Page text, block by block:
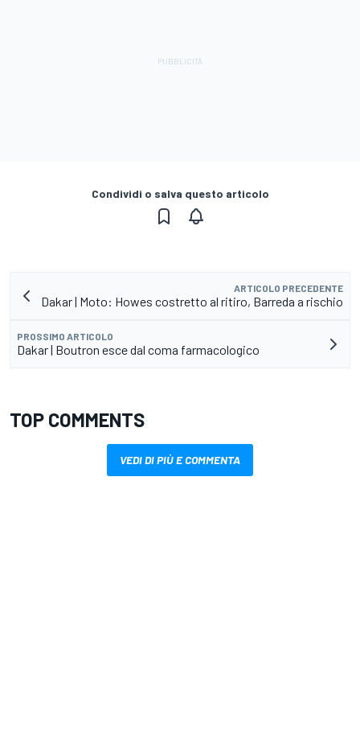
Condividi o salva questo articolo
ARTICOLO PRECEDENTE
Dakar | Moto: Howes costretto al ritiro, Barreda a rischio
PROSSIMO ARTICOLO
Dakar | Boutron esce dal coma farmacologico
TOP COMMENTS
VEDI DI PIÙ E COMMENTA